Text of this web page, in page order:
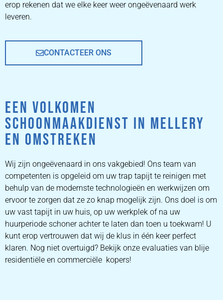
erop rekenen dat we elke keer weer ongeëvenaard werk
leveren.
CONTACTEER ONS
EEN VOLKOMEN
SCHOONMAAKDIENST IN MELLERY
EN OMSTREKEN
Wij zijn ongeëvenaard in ons vakgebied! Ons team van
competenten is opgeleid om uw trap tapijt te reinigen met
behulp van de modernste technologieën en werkwijzen om
ervoor te zorgen dat ze zo knap mogelijk zijn. Ons doel is om
uw vast tapijt in uw huis, op uw werkplek of na uw
huurperiode schoner achter te laten dan toen u toekwam! U
kunt erop vertrouwen dat wij de klus in één keer perfect
klaren. Nog niet overtuigd? Bekijk onze evaluaties van blije
residentiële en commerciële kopers!